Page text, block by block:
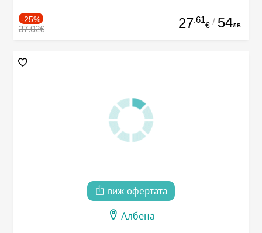
-25%
37.02€ 27.61
€ / 54лв.
виж офертата
Албена